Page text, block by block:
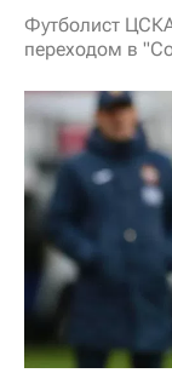
Футболист
переходом в